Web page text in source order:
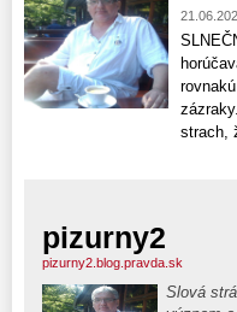
strach,
pizurny2
pizurny2.blog.pravda.sk
Slová